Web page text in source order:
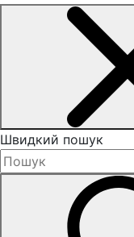
Швидкий пошук